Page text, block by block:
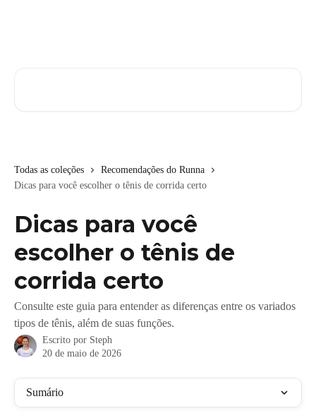
Todas as coleções
Recomendações do Runna
Dicas para você escolher o tênis de corrida certo
Dicas para você
escolher o tênis de
corrida certo
Consulte este guia para entender as diferenças entre os variados
tipos de tênis, além de suas funções.
Escrito por Steph
20 de maio de 2026
Sumário